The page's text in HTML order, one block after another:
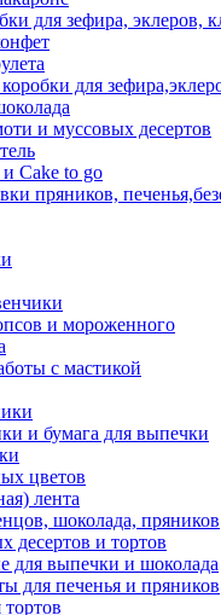
для зефира, эклеров,
для
и муссовых десертов
и Cake to go
пряников,
и мороженного
с мастикой
и бумага для выпечки
цветов
лента
шоколада, пряников
десертов и тортов
для выпечки и шоколада
для печенья и пряников